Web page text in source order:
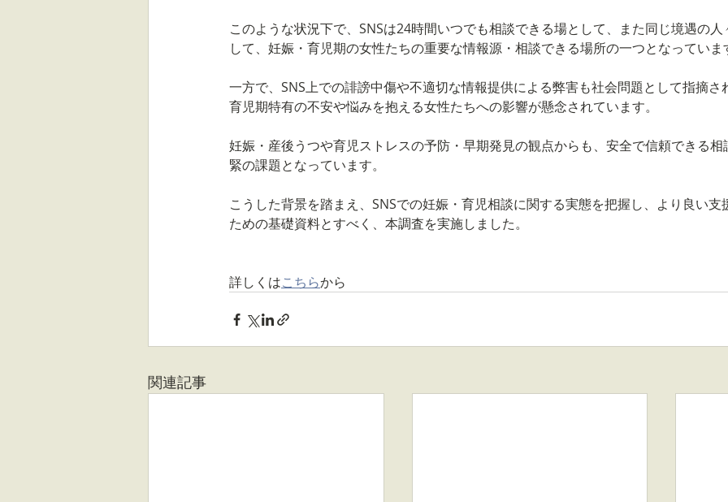
このような状況下で、SNSは24時間いつでも相談できる場として、また同じ境遇の人
して、妊娠・育児期の女性たちの重要な情報源・相談できる場所の一つとなっていま
一方で、SNS上での誹謗中傷や不適切な情報提供による弊害も社会問題として指摘さ
育児期特有の不安や悩みを抱える女性たちへの影響が懸念されています。
妊娠・産後うつや育児ストレスの予防・早期発見の観点からも、安全で信頼できる相
緊の課題となっています。
こうした背景を踏まえ、SNSでの妊娠・育児相談に関する実態を把握し、より良い支
ための基礎資料とすべく、本調査を実施しました。
詳しくはこちらから
関連記事